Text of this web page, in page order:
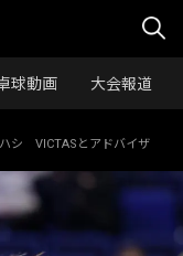
球動画 大会報道
シ VICTASとアドバイザ